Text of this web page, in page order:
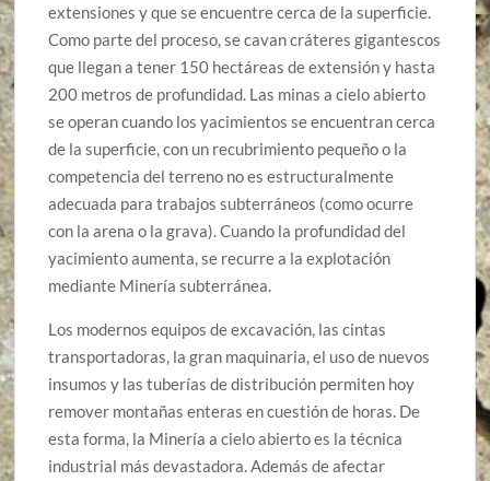
extensiones y que se encuentre cerca de la superficie.
Como parte del proceso, se cavan cráteres gigantescos
que llegan a tener 150 hectáreas de extensión y hasta
200 metros de profundidad. Las minas a cielo abierto
se operan cuando los yacimientos se encuentran cerca
de la superficie, con un recubrimiento pequeño o la
competencia del terreno no es estructuralmente
adecuada para trabajos subterráneos (como ocurre
con la arena o la grava). Cuando la profundidad del
yacimiento aumenta, se recurre a la explotación
mediante Minería subterránea.
Los modernos equipos de excavación, las cintas
transportadoras, la gran maquinaria, el uso de nuevos
insumos y las tuberías de distribución permiten hoy
remover montañas enteras en cuestión de horas. De
esta forma, la Minería a cielo abierto es la técnica
industrial más devastadora. Además de afectar